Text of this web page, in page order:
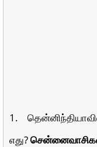
1.
எது?